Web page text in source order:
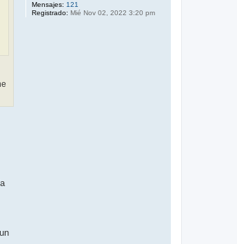
Mensajes: 121
Registrado: Mié Nov 02, 2022 3:20 pm